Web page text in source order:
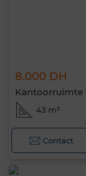
8.000 DH
Kantoorruimte
43 m²
Contact